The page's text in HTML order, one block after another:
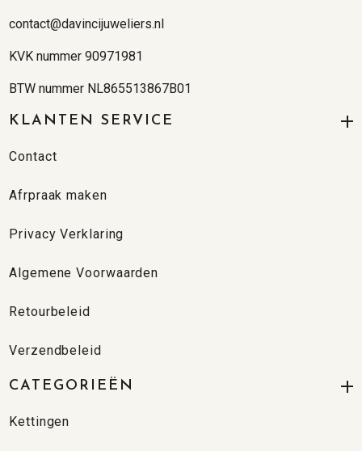
contact@davincijuweliers.nl
KVK nummer 90971981
BTW nummer NL865513867B01
KLANTEN SERVICE
Contact
Afrpraak maken
Privacy Verklaring
Algemene Voorwaarden
Retourbeleid
Verzendbeleid
CATEGORIEËN
Kettingen